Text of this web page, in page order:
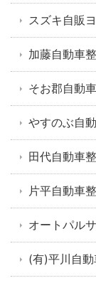
スズキ自販
加藤自動車
そお郡自動
やすのぶ自
田代自動車
片平自動車
オートパル
(有)平川自